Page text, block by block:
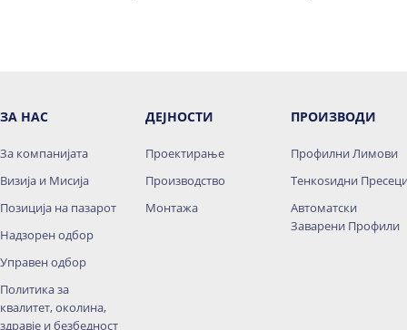
ЗА НАС
За компанијата
Визија и Мисија
Позиција на пазарот
Надзорен одбор
Управен одбор
Политика за
квалитет, околина,
здравје и безбедност
ДЕЈНОСТИ
Проектирање
Производство
Монтажа
ПРОИЗВОДИ
Профилни Лимови
Тенкоѕидни
Автоматски
Заварени Профили